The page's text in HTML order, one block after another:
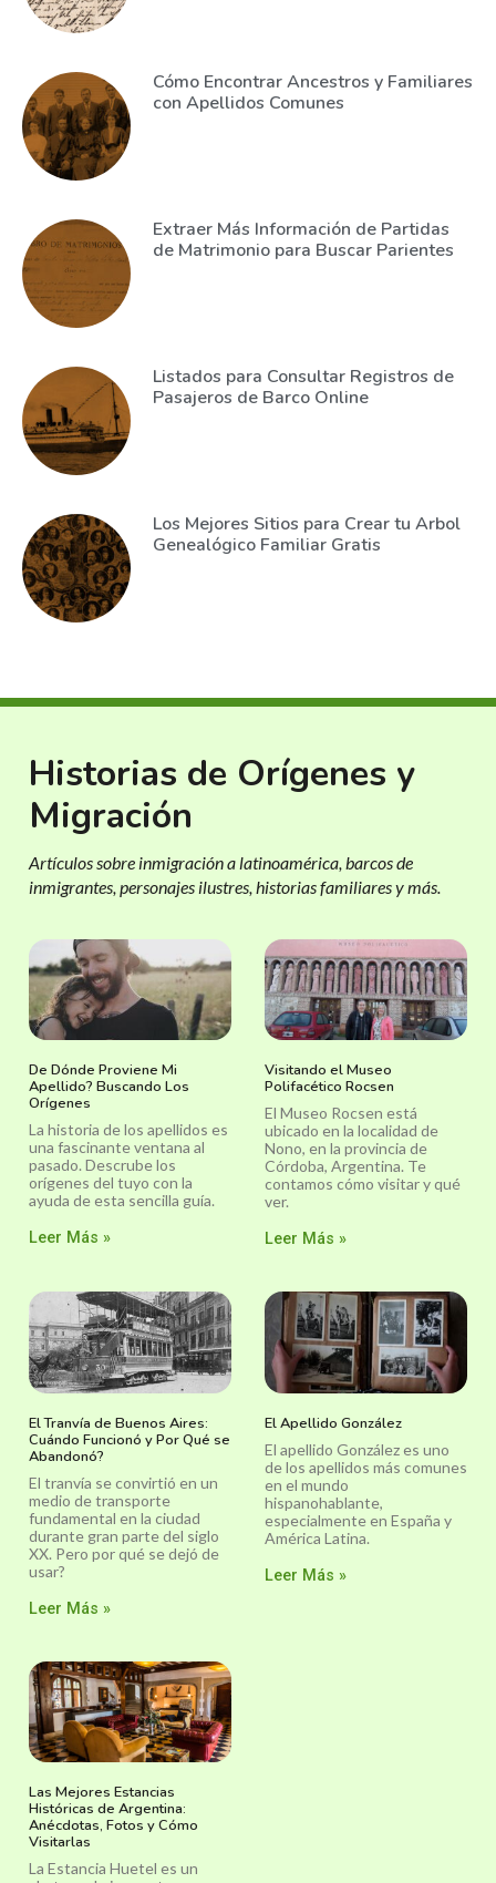
Cómo Encontrar Ancestros y Familiares
con Apellidos Comunes
Extraer Más Información de Partidas
de Matrimonio para Buscar Parientes
Listados para Consultar Registros de
Pasajeros de Barco Online
Los Mejores Sitios para Crear tu Arbol
Genealógico Familiar Gratis
Historias de Orígenes y
Migración
Artículos sobre inmigración a latinoamérica, barcos de
inmigrantes, personajes ilustres, historias familiares y más.
De Dónde Proviene Mi
Apellido? Buscando Los
Orígenes
La historia de los apellidos es
una fascinante ventana al
pasado. Descrube los
orígenes del tuyo con la
ayuda de esta sencilla guía.
Leer Más »
Visitando el Museo
Polifacético Rocsen
El Museo Rocsen está
ubicado en la localidad de
Nono, en la provincia de
Córdoba, Argentina. Te
contamos cómo visitar y qué
ver.
Leer Más »
El Tranvía de Buenos Aires:
Cuándo Funcionó y Por Qué se
Abandonó?
El tranvía se convirtió en un
medio de transporte
fundamental en la ciudad
durante gran parte del siglo
XX. Pero por qué se dejó de
usar?
Leer Más »
El Apellido González
El apellido González es uno
de los apellidos más comunes
en el mundo
hispanohablante,
especialmente en España y
América Latina.
Leer Más »
Las Mejores Estancias
Históricas de Argentina:
Anécdotas, Fotos y Cómo
Visitarlas
La Estancia Huetel es un